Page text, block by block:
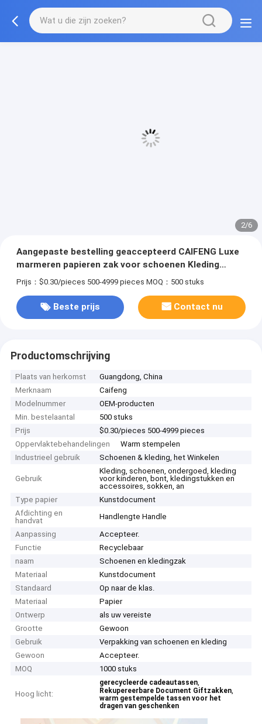
3/6
Aangepaste bestelling geaccepteerd CAIFENG Luxe
marmeren papieren zak voor schoenen Kleding
verpakking
Prijs：$0.30/pieces 500-4999 pieces MOQ：500 stuks
Beste prijs Contact nu
Productomschrijving
Plaats van herkomst
Guangdong, China
Merknaam
Caifeng
Modelnummer
OEM-producten
Min. bestelaantal
500 stuks
Prijs
$0.30/pieces 500-4999 pieces
Oppervlaktebehandelingen
Warm stempelen
Industrieel gebruik
Schoenen & kleding, het Winkelen
Gebruik
Kleding, schoenen, ondergoed, kleding
voor kinderen, bont, kledingstukken en
accessoires, sokken, an
Type papier
Kunstdocument
Afdichting en
handvat
Handlengte Handle
Aanpassing
Accepteer.
Functie
Recyclebaar
naam
Schoenen en kledingzak
Materiaal
Kunstdocument
Standaard
Op naar de klas.
Materiaal
Papier
Ontwerp
als uw vereiste
Grootte
Gewoon
Gebruik
Verpakking van schoenen en kleding
Gewoon
Accepteer.
MOQ
1000 stuks
Hoog licht:
gerecycleerde cadeautassen,
Rekupereerbare Document Giftzakken,
warm gestempelde tassen voor het
dragen van geschenken